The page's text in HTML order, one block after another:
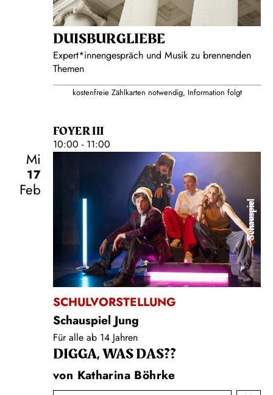
DUISBURG­LIEBE
Expert*innengespräch und Musik zu brennenden
Themen
kostenfreie Zählkarten notwendig, Information folgt
FOYER III
10:00 - 11:00
Mi
17
Feb
Schauspiel
SCHULVORSTELLUNG
Schauspiel Jung
Für alle ab 14 Jahren
DIGGA, WAS DAS??
von Katharina Böhrke